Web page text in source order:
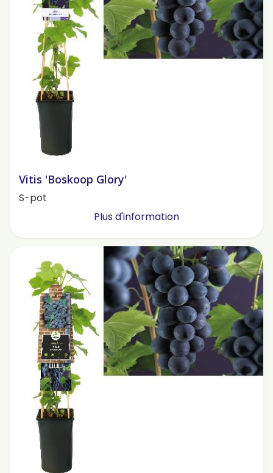
Vitis 'Boskoop Glory'
S-pot
Plus d'information